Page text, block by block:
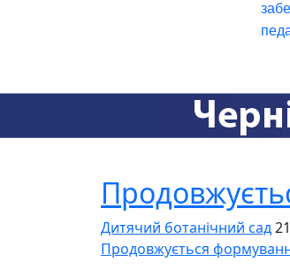
Дитячий ботанічний сад
Продовжується